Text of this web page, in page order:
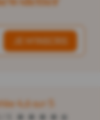
4,6 sur 5